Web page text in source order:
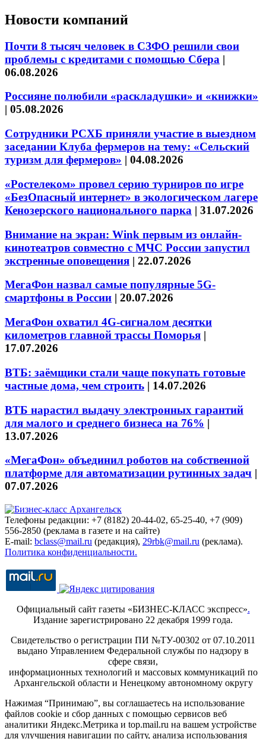
Новости компаний
Почти 8 тысяч человек в СЗФО решили свои
проблемы с кредитами с помощью Сбера |
06.08.2026
Россияне полюбили «раскладушки» и «книжки»
| 05.08.2026
Сотрудники РСХБ приняли участие в выездном
заседании Клуба фермеров на тему: «Сельский
туризм для фермеров» | 04.08.2026
«Ростелеком» провел серию турниров по игре
«БезОпасный интернет» в экологическом лагере
Кенозерского национального парка | 31.07.2026
Внимание на экран: Wink первым из онлайн-
кинотеатров совместно с МЧС России запустил
экстренные оповещения | 22.07.2026
МегаФон назвал самые популярные 5G-
смартфоны в России | 20.07.2026
МегаФон охватил 4G-сигналом десятки
километров главной трассы Поморья |
17.07.2026
ВТБ: заёмщики стали чаще покупать готовые
частные дома, чем строить | 14.07.2026
ВТБ нарастил выдачу электронных гарантий
для малого и среднего бизнеса на 76% |
13.07.2026
«МегаФон» объединил роботов на собственной
платформе для автоматизации рутинных задач |
07.07.2026
Телефоны редакции: +7 (8182) 20-44-02, 65-25-40, +7 (909)
556-2850 (реклама в газете и на сайте)
E-mail: bclass@mail.ru (редакция), 29rbk@mail.ru (реклама).
Политика конфиденциальности.
Официальный сайт газеты «БИЗНЕС-КЛАСС экспресс».
Издание зарегистрировано 22 декабря 1999 года.
Свидетельство о регистрации ПИ №ТУ-00302 от 07.10.2011
выдано Управлением Федеральной службы по надзору в
сфере связи,
информационных технологий и массовых коммуникаций по
Архангельской области и Ненецкому автономному округу
Нажимая “Принимаю”, вы соглашаетесь на использование
файлов cookie и сбор данных с помощью сервисов веб
аналитики Яндекс.Метрика и top.mail.ru на вашем устройстве
для улучшения навигации по сайту, анализа использования